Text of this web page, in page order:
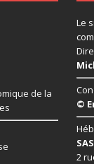
de la
Le
©
2